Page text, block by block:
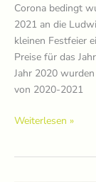
Corona bedingt
2021 an die
kleinen Festfeier
Preise für das
Jahr 2020
von 2020-2021
Preisträger*innen
Weiterlesen »